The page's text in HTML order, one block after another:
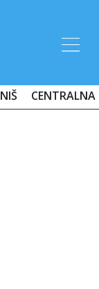
NIŠ CENTRALNA